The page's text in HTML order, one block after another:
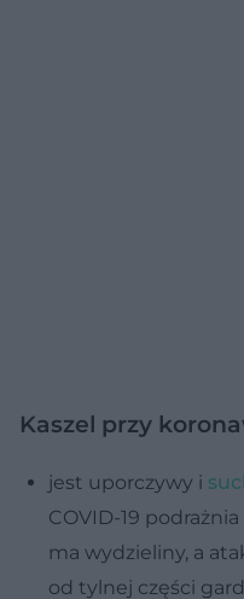
Kaszel przy
jest uporczywy i
COVID-19
ma wydzieliny, a
od tylnej części